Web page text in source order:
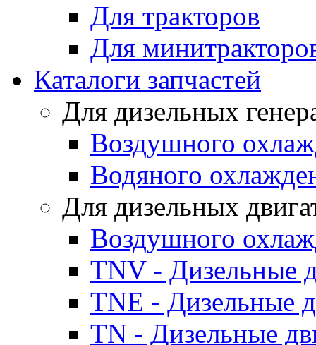
Для тракторов
Для
Каталоги запчастей
Для дизельных
Воздушного
Водяного
Для дизельных
Воздушного
TNV - Дизельные
TNE - Дизельные
TN - Дизельные